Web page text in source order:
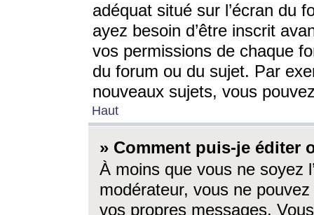
adéquat situé sur l’écran du
ayez besoin d’être inscrit
vos permissions de chaque
du forum ou du sujet. Par
nouveaux sujets, vous
Haut
» Comment puis-je éditer
À moins que vous ne soyez
modérateur, vous ne
vos propres messages.